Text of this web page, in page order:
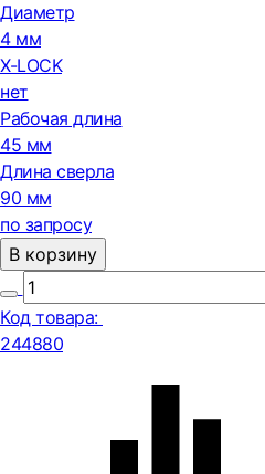
Диаметр
4 мм
X-LOCK
нет
Рабочая длина
45 мм
Длина сверла
90 мм
по запросу
В корзину
Код товара:
244880